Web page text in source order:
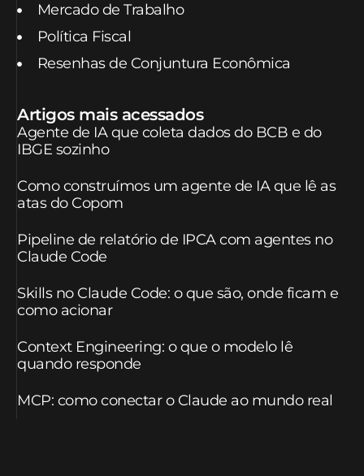
Mercado de Trabalho
Política Fiscal
Resenhas de Conjuntura Econômica
Artigos mais acessados
Agente de IA que coleta dados do BCB e do
IBGE sozinho
Como construímos um agente de IA que lê as
atas do Copom
Pipeline de relatório de IPCA com agentes no
Claude Code
Skills no Claude Code: o que são, onde ficam e
como acionar
Context Engineering: o que o modelo lê
quando responde
MCP: como conectar o Claude ao mundo real